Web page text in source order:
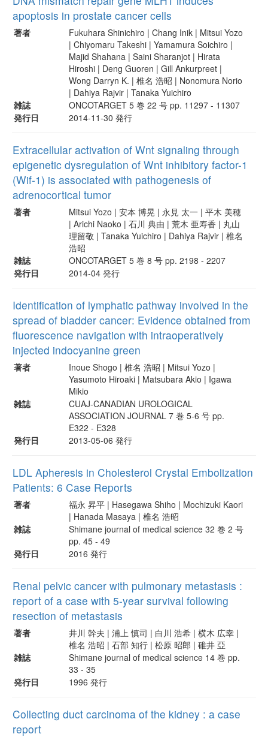
apoptosis in prostate cancer cells
著者
Fukuhara Shinichiro | Chang Inik | Mitsui Yozo
| Chiyomaru Takeshi | Yamamura Soichiro |
Majid Shahana | Saini Sharanjot | Hirata
Hiroshi | Deng Guoren | Gill Ankurpreet |
Wong Darryn K. | 椎名 浩昭 | Nonomura Norio
| Dahiya Rajvir | Tanaka Yuichiro
雑誌
ONCOTARGET 5 巻 22 号 pp. 11297 - 11307
発行日
2014-11-30 発行
Extracellular activation of Wnt signaling through
epigenetic dysregulation of Wnt inhibitory factor-1
(Wif-1) is associated with pathogenesis of
adrenocortical tumor
著者
Mitsui Yozo | 安本 博晃 | 永見 太一 | 平木 美穂
| Arichi Naoko | 石川 典由 | 荒木 亜寿香 | 丸山
理留敬 | Tanaka Yuichiro | Dahiya Rajvir | 椎名
浩昭
雑誌
ONCOTARGET 5 巻 8 号 pp. 2198 - 2207
発行日
2014-04 発行
Identification of lymphatic pathway involved in the
spread of bladder cancer: Evidence obtained from
fluorescence navigation with intraoperatively
injected indocyanine green
著者
Inoue Shogo | 椎名 浩昭 | Mitsui Yozo |
Yasumoto Hiroaki | Matsubara Akio | Igawa
Mikio
雑誌
CUAJ-CANADIAN UROLOGICAL
ASSOCIATION JOURNAL 7 巻 5-6 号 pp.
E322 - E328
発行日
2013-05-06 発行
LDL Apheresis in Cholesterol Crystal Embolization
Patients: 6 Case Reports
著者
福永 昇平 | Hasegawa Shiho | Mochizuki Kaori
| Hanada Masaya | 椎名 浩昭
雑誌
Shimane journal of medical science 32 巻 2 号
pp. 45 - 49
発行日
2016 発行
Renal pelvic cancer with pulmonary metastasis :
report of a case with 5-year survival following
resection of metastasis
著者
井川 幹夫 | 浦上 慎司 | 白川 浩希 | 横木 広幸 |
椎名 浩昭 | 石部 知行 | 松原 昭郎 | 碓井 亞
雑誌
Shimane journal of medical science 14 巻 pp.
33 - 35
発行日
1996 発行
Collecting duct carcinoma of the kidney : a case
report